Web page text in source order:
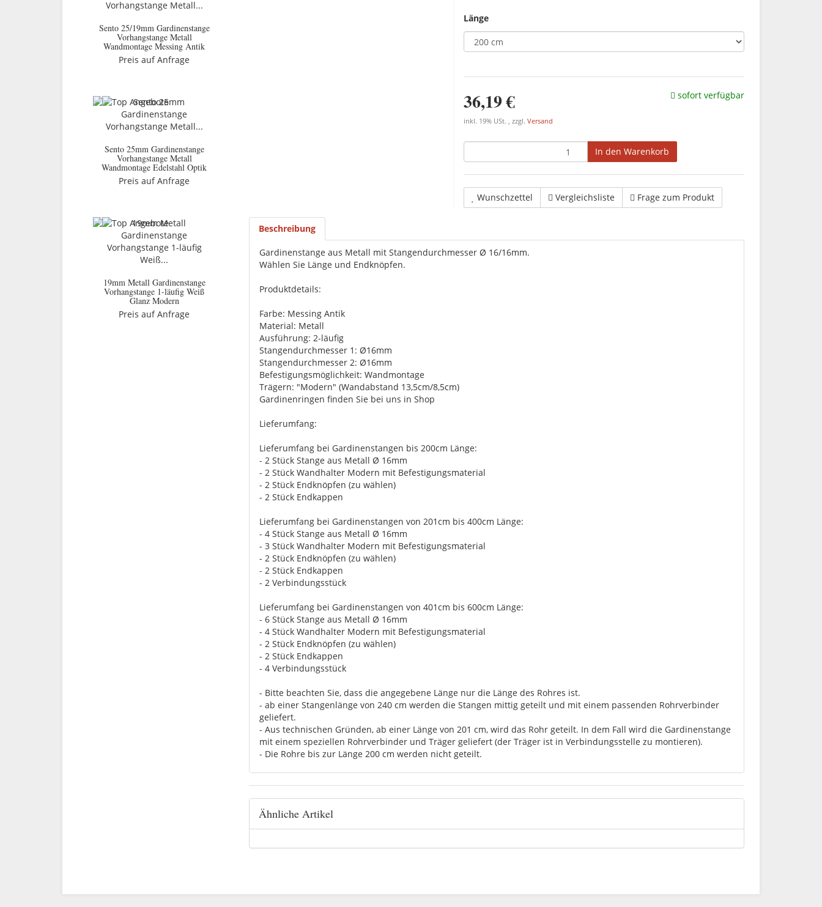
Länge
36,19 €
inkl. 19% USt. , zzgl. Versand
sofort verfügbar
In den Warenkorb
Wunschzettel Vergleichsliste Frage zum Produkt
Beschreibung
Gardinenstange aus Metall mit Stangendurchmesser Ø 16/16mm.
Wählen Sie Länge und Endknöpfen.
Produktdetails:
Farbe: Messing Antik
Material: Metall
Ausführung: 2-läufig
Stangendurchmesser 1: Ø16mm
Stangendurchmesser 2: Ø16mm
Befestigungsmöglichkeit: Wandmontage
Trägern: "Modern" (Wandabstand 13,5cm/8,5cm)
Gardinenringen finden Sie bei uns in Shop
Lieferumfang:
Lieferumfang bei Gardinenstangen bis 200cm Länge:
- 2 Stück Stange aus Metall Ø 16mm
- 2 Stück Wandhalter Modern mit Befestigungsmaterial
- 2 Stück Endknöpfen (zu wählen)
- 2 Stück Endkappen
Lieferumfang bei Gardinenstangen von 201cm bis 400cm Länge:
- 4 Stück Stange aus Metall Ø 16mm
- 3 Stück Wandhalter Modern mit Befestigungsmaterial
- 2 Stück Endknöpfen (zu wählen)
- 2 Stück Endkappen
- 2 Verbindungsstück
Lieferumfang bei Gardinenstangen von 401cm bis 600cm Länge:
- 6 Stück Stange aus Metall Ø 16mm
- 4 Stück Wandhalter Modern mit Befestigungsmaterial
- 2 Stück Endknöpfen (zu wählen)
- 2 Stück Endkappen
- 4 Verbindungsstück
- Bitte beachten Sie, dass die angegebene Länge nur die Länge des Rohres ist.
- ab einer Stangenlänge von 240 cm werden die Stangen mittig geteilt und mit einem passenden Rohrverbinder
geliefert.
- Aus technischen Gründen, ab einer Länge von 201 cm, wird das Rohr geteilt. In dem Fall wird die Gardinenstange
mit einem speziellen Rohrverbinder und Träger geliefert (der Träger ist in Verbindungsstelle zu montieren).
- Die Rohre bis zur Länge 200 cm werden nicht geteilt.
Ähnliche Artikel
Sento 25/19mm Gardinenstange
Vorhangstange Metall
Wandmontage Messing Antik
Preis auf Anfrage
Sento 25mm Gardinenstange
Vorhangstange Metall
Wandmontage Edelstahl Optik
Preis auf Anfrage
19mm Metall Gardinenstange
Vorhangstange 1-läufig Weiß
Glanz Modern
Preis auf Anfrage